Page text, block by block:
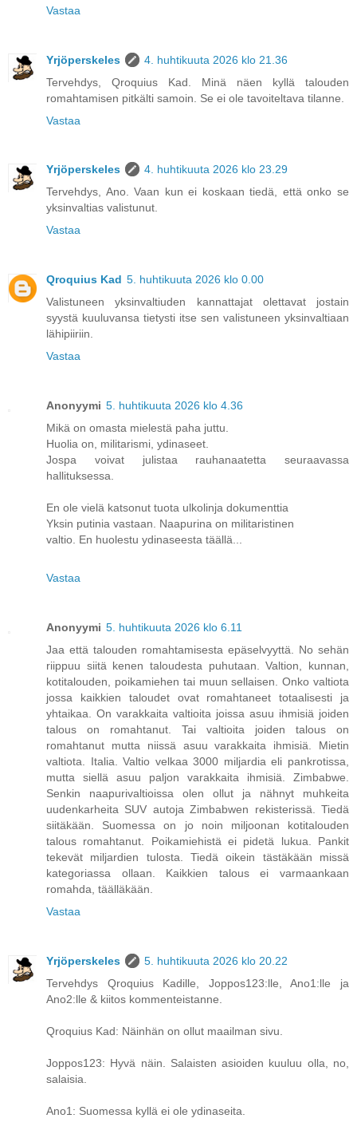
Vastaa
Yrjöperskeles
4. huhtikuuta 2026 klo 21.36
Tervehdys, Qroquius Kad. Minä näen kyllä talouden
romahtamisen pitkälti samoin. Se ei ole tavoiteltava tilanne.
Vastaa
Yrjöperskeles
4. huhtikuuta 2026 klo 23.29
Tervehdys, Ano. Vaan kun ei koskaan tiedä, että onko se
yksinvaltias valistunut.
Vastaa
Qroquius Kad 5. huhtikuuta 2026 klo 0.00
Valistuneen yksinvaltiuden kannattajat olettavat jostain
syystä kuuluvansa tietysti itse sen valistuneen yksinvaltiaan
lähipiiriin.
Vastaa
Anonyymi 5. huhtikuuta 2026 klo 4.36
Mikä on omasta mielestä paha juttu.
Huolia on, militarismi, ydinaseet.
Jospa voivat julistaa rauhanaatetta seuraavassa
hallituksessa.
En ole vielä katsonut tuota ulkolinja dokumenttia
Yksin putinia vastaan. Naapurina on militaristinen
valtio. En huolestu ydinaseesta täällä...
Vastaa
Anonyymi 5. huhtikuuta 2026 klo 6.11
Jaa että talouden romahtamisesta epäselvyyttä. No sehän
riippuu siitä kenen taloudesta puhutaan. Valtion, kunnan,
kotitalouden, poikamiehen tai muun sellaisen. Onko valtiota
jossa kaikkien taloudet ovat romahtaneet totaalisesti ja
yhtaikaa. On varakkaita valtioita joissa asuu ihmisiä joiden
talous on romahtanut. Tai valtioita joiden talous on
romahtanut mutta niissä asuu varakkaita ihmisiä. Mietin
valtiota. Italia. Valtio velkaa 3000 miljardia eli pankrotissa,
mutta siellä asuu paljon varakkaita ihmisiä. Zimbabwe.
Senkin naapurivaltioissa olen ollut ja nähnyt muhkeita
uudenkarheita SUV autoja Zimbabwen rekisterissä. Tiedä
siitäkään. Suomessa on jo noin miljoonan kotitalouden
talous romahtanut. Poikamiehistä ei pidetä lukua. Pankit
tekevät miljardien tulosta. Tiedä oikein tästäkään missä
kategoriassa ollaan. Kaikkien talous ei varmaankaan
romahda, täälläkään.
Vastaa
Yrjöperskeles
5. huhtikuuta 2026 klo 20.22
Tervehdys Qroquius Kadille, Joppos123:lle, Ano1:lle ja
Ano2:lle & kiitos kommenteistanne.
Qroquius Kad: Näinhän on ollut maailman sivu.
Joppos123: Hyvä näin. Salaisten asioiden kuuluu olla, no,
salaisia.
Ano1: Suomessa kyllä ei ole ydinaseita.